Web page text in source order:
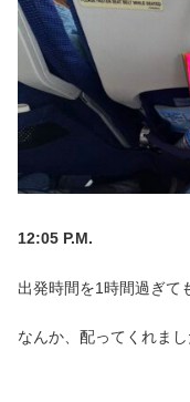
12:05 P.M.
出発時間を1時間過ぎて
なんか、配ってくれまし